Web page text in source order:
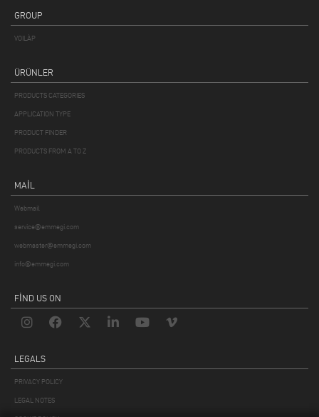
GROUP
VOILÀP
ÜRÜNLER
PRODUCTS CATEGORIES
APPLICATION TYPE
PRODUCT FINDER
PRODUCTS FROM A TO Z
MAIL
Webmail
service@emmegi.com
webmaster@emmegi.com
info@emmegi.com
FIND US ON
LEGALS
PRIVACY POLICY
LEGAL NOTES